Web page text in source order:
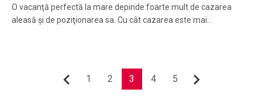
O vacanţă perfectă la mare depinde foarte mult de cazarea
aleasă şi de poziţionarea sa. Cu cât cazarea este mai…
Paginație
Anterior
1 2 3 4 5